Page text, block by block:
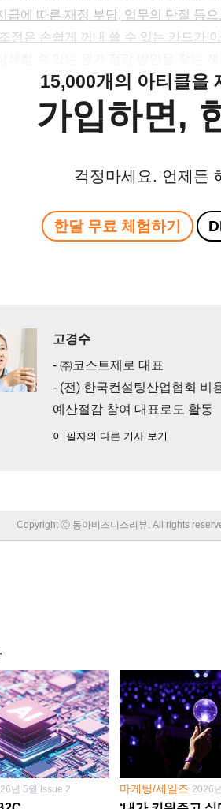
급에 따른 재정 부담, 업무의 단절 등
정은 손쉽게 꺼내 쓸 수 있는 카드가
15,000개의 아티클을
가입하면,
걱정마세요. 언제든
한달 무료 체험하기
고경수
- ㈜코스트제로 대표
- (전) 한국컨설팅산업협회 비
예산절감 참여 대표로도 활동
이 필자의 다른 기사 보기
Copyright Ⓒ 동아비즈니스리뷰. All rights
년 5월 Issue 2 마케팅/세일즈 2026